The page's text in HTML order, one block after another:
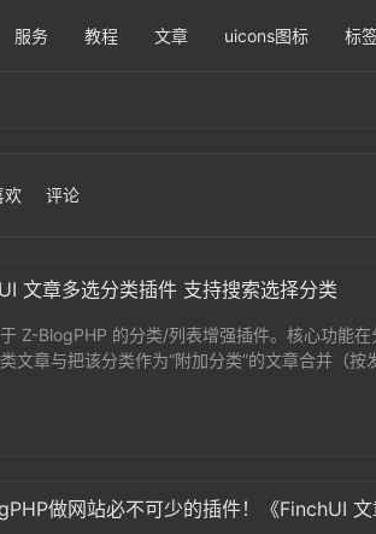
服务 教程 文章 uicons图标 标
欢 评论
文章多选分类插件 支持搜索选择分类
Z-BlogPHP 的分类/列表增强插件。核心功能
文章与把该分类作为“附加分类”的文章合并（按
做网站必不可少的插件！《FinchUI